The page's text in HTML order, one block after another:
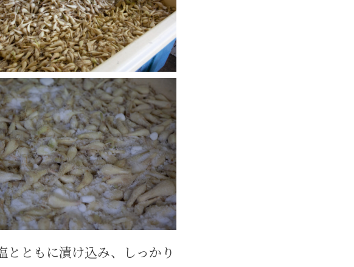
ともに漬け込み、しっかり